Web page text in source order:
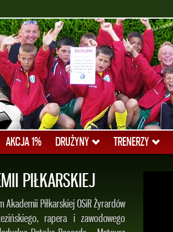
AKCJA 1% DRUŻYNY TRENERZY
W KADRZE
16!!!
OSiR Żyrardów, obecnie